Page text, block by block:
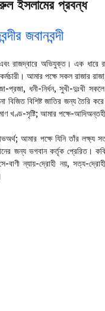
ইসলামের প্রবন্ধ
জবানবন্দী
রাজদ্বারে অভিযুক্ত। এক ধারে
আমার পক্ষে সকল রাজার
প্রজা, ধনী-নির্ধন, সুখী-দুঃখী
বিশিষ্ট জাতির জন্য তৈরি
খণ্ড-সৃষ্টি; আমার পক্ষে-
আমার পক্ষে যিনি তাঁর লক্ষ্য
জন্য ভগবান কর্তৃক প্রেরিত।
বাণী ন্যায়-দ্রোহী নয়, সত্য-